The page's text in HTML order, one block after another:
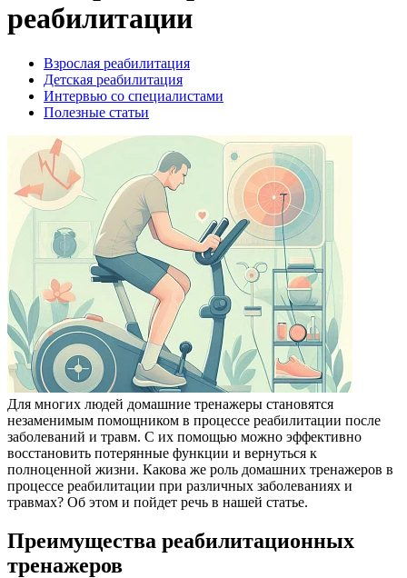
реабилитации
Взрослая реабилитация
Детская реабилитация
Интервью со специалистами
Полезные статьи
Для многих людей домашние тренажеры становятся
незаменимым помощником в процессе реабилитации после
заболеваний и травм. С их помощью можно эффективно
восстановить потерянные функции и вернуться к
полноценной жизни. Какова же роль домашних тренажеров в
процессе реабилитации при различных заболеваниях и
травмах? Об этом и пойдет речь в нашей статье.
Преимущества реабилитационных
тренажеров